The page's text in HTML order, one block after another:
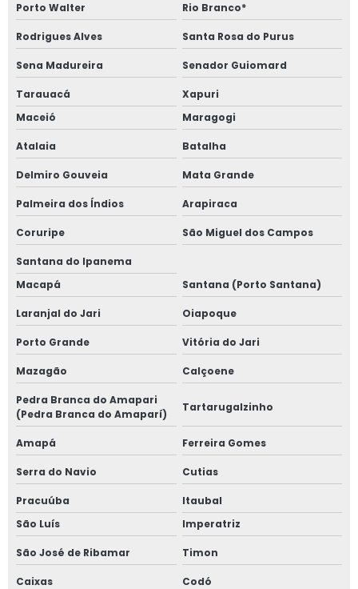
Porto Walter Rio Branco*
Rodrigues Alves Santa Rosa do Purus
Sena Madureira Senador Guiomard
Tarauacá
Xapuri
Maceió
Maragogi
Atalaia Batalha
Delmiro Gouveia Mata Grande
Palmeira dos Índios Arapiraca
Coruripe São Miguel dos Campos
Santana do Ipanema
Macapá
Santana (Porto Santana)
Laranjal do Jari Oiapoque
Porto Grande Vitória do Jari
Mazagão Calçoene
Pedra Branca do Amapari
(Pedra Branca do Amaparí)
Tartarugalzinho
Amapá Ferreira Gomes
Serra do Navio Cutias
Pracuúba
Itaubal
São Luís
Imperatriz
São José de Ribamar Timon
Caixas Codó